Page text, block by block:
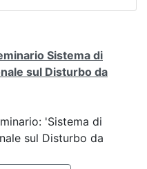
Sistema di
sul Disturbo da
'Sistema di
sul Disturbo da